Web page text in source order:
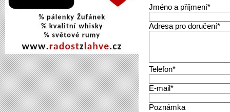
Jméno a příjmení*
Adresa pro doručení*
Telefon*
E-mail*
Poznámka